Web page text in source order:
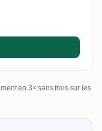
en 3× sans frais sur les